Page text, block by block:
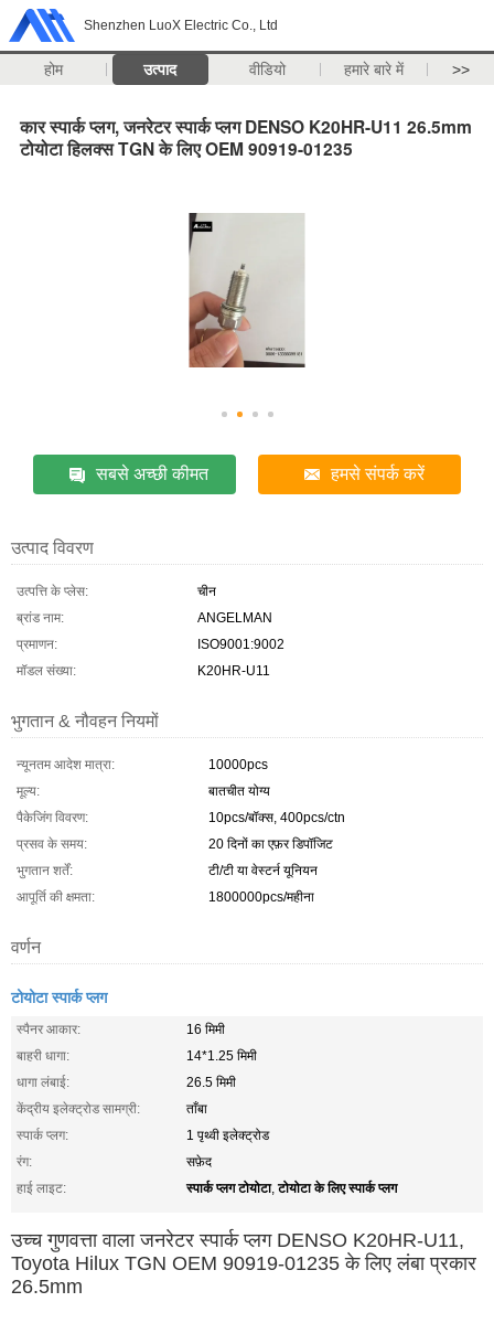
Shenzhen LuoX Electric Co., Ltd
होम उत्पाद वीडियो हमारे बारे में >>
कार स्पार्क प्लग, जनरेटर स्पार्क प्लग DENSO K20HR-U11 26.5mm
टोयोटा हिलक्स TGN के लिए OEM 90919-01235
सबसे अच्छी कीमत हमसे संपर्क करें
उत्पाद विवरण
उत्पत्ति के प्लेस:
चीन
ब्रांड नाम:
ANGELMAN
प्रमाणन:
ISO9001:9002
मॉडल संख्या:
K20HR-U11
भुगतान & नौवहन नियमों
न्यूनतम आदेश मात्रा:
10000pcs
मूल्य:
बातचीत योग्य
पैकेजिंग विवरण:
10pcs/बॉक्स, 400pcs/ctn
प्रसव के समय:
20 दिनों का एफ़र डिपॉजिट
भुगतान शर्तें:
टी/टी या वेस्टर्न यूनियन
आपूर्ति की क्षमता:
1800000pcs/महीना
वर्णन
टोयोटा स्पार्क प्लग
स्पैनर आकार:
16 मिमी
बाहरी धागा:
14*1.25 मिमी
धागा लंबाई:
26.5 मिमी
केंद्रीय इलेक्ट्रोड सामग्री:
ताँबा
स्पार्क प्लग:
1 पृथ्वी इलेक्ट्रोड
रंग:
सफ़ेद
हाई लाइट:
स्पार्क प्लग टोयोटा,टोयोटा के लिए स्पार्क प्लग
उच्च गुणवत्ता वाला जनरेटर स्पार्क प्लग DENSO K20HR-U11,
Toyota Hilux TGN OEM 90919-01235 के लिए लंबा प्रकार
26.5mm